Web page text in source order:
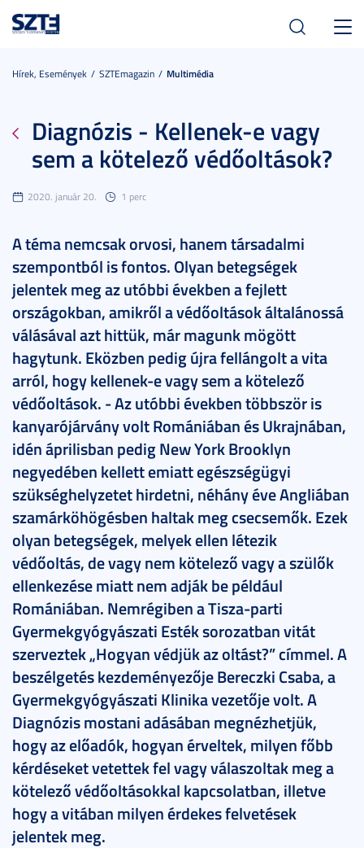
Hírek, Események SZTEmagazin Multimédia
Diagnózis - Kellenek-e vagy
sem a kötelező védőoltások?
2020. január 20. 1 perc
A téma nemcsak orvosi, hanem társadalmi
szempontból is fontos. Olyan betegségek
jelentek meg az utóbbi években a fejlett
országokban, amikről a védőoltások általánossá
válásával azt hittük, már magunk mögött
hagytunk. Eközben pedig újra fellángolt a vita
arról, hogy kellenek-e vagy sem a kötelező
védőoltások. - Az utóbbi években többször is
kanyarójárvány volt Romániában és Ukrajnában,
idén áprilisban pedig New York Brooklyn
negyedében kellett emiatt egészségügyi
szükséghelyzetet hirdetni, néhány éve Angliában
szamárköhögésben haltak meg csecsemők. Ezek
olyan betegségek, melyek ellen létezik
védőoltás, de vagy nem kötelező vagy a szülők
ellenkezése miatt nem adják be például
Romániában. Nemrégiben a Tisza-parti
Gyermekgyógyászati Esték sorozatban vitát
szerveztek „Hogyan védjük az oltást?” címmel. A
beszélgetés kezdeményezője Bereczki Csaba, a
Gyermekgyógyászati Klinika vezetője volt. A
Diagnózis mostani adásában megnézhetjük,
hogy az előadók, hogyan érveltek, milyen főbb
kérdéseket vetettek fel vagy válaszoltak meg a
kötelező védőoltásokkal kapcsolatban, illetve
hogy a vitában milyen érdekes felvetések
jelentek meg.